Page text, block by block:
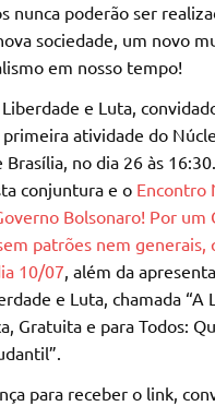
nunca poderão ser
sociedade, um novo
em nosso tempo!
e Luta,
atividade do
no dia 26 às 16:30.
conjuntura e o Encontro
Bolsonaro! Por um
patrões nem generais,
10/07, além da
e Luta, chamada “A
Gratuita e para Todos:
para receber o link,